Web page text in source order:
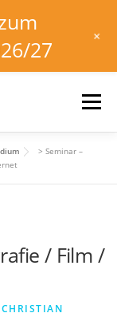
Menü
> Seminar –
/ Film /
CHRISTIAN
27
+